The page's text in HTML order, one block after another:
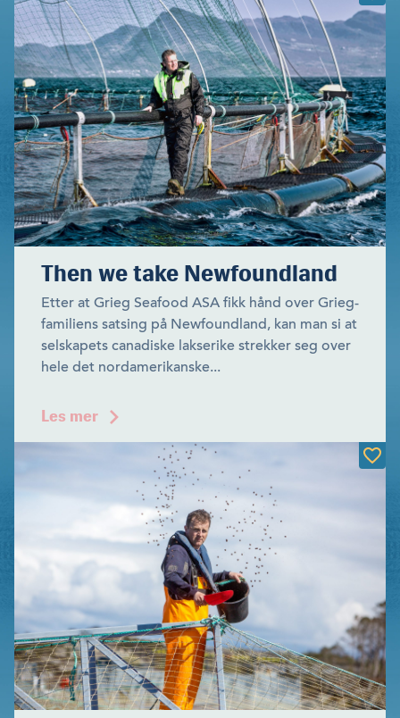
Then we take Newfoundland
Etter at Grieg Seafood ASA fikk hånd over Grieg-
familiens satsing på Newfoundland, kan man si at
selskapets canadiske lakserike strekker seg over
hele det nordamerikanske...
Les mer